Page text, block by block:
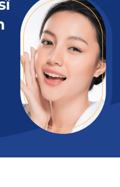
kiêng uống gì để
mí mau lành?
uống sữa sau
không thể phủ nhận
sau phẫu thuật:
Cùng với vitamin A,